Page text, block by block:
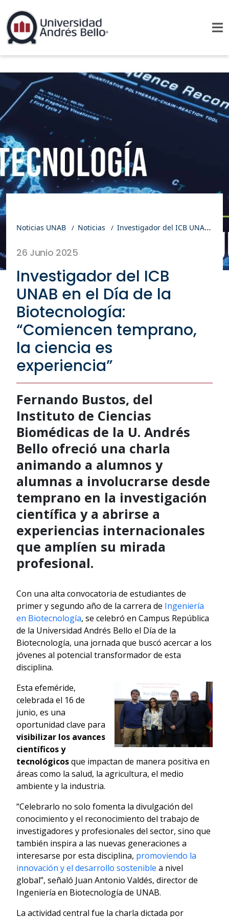
Noticias UNAB Noticias Investigador del ICB UNAB en el Día de la Biotecnología: “Comiencen temprano, la ciencia es experiencia”
26 Junio 2025
Investigador del ICB
UNAB en el Día de la
Biotecnología:
“Comiencen temprano,
la ciencia es
experiencia”
Fernando Bustos, del
Instituto de Ciencias
Biomédicas de la U. Andrés
Bello ofreció una charla
animando a alumnos y
alumnas a involucrarse desde
temprano en la investigación
científica y a abrirse a
experiencias internacionales
que amplíen su mirada
profesional.
Con una alta convocatoria de estudiantes de
primer y segundo año de la carrera de Ingeniería
en Biotecnología, se celebró en Campus República
de la Universidad Andrés Bello el Día de la
Biotecnología, una jornada que buscó acercar a los
jóvenes al potencial transformador de esta
disciplina.
Esta efeméride,
celebrada el 16 de
junio, es una
oportunidad clave para
visibilizar los avances
científicos y
tecnológicosque impactan de manera positiva en
áreas como la salud, la agricultura, el medio
ambiente y la industria.
“Celebrarlo no solo fomenta la divulgación del
conocimiento y el reconocimiento del trabajo de
investigadores y profesionales del sector, sino que
también inspira a las nuevas generaciones a
interesarse por esta disciplina, promoviendo la
innovación y el desarrollo sostenible a nivel
global”, señaló Juan Antonio Valdés, director de
Ingeniería en Biotecnología de UNAB.
La actividad central fue la charla dictada por